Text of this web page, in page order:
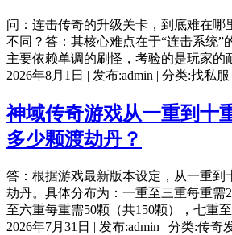
问：连击传奇的升级关卡，到底难在哪
不同？答：其核心难点在于“连击系统”
主要依赖单调的刷怪，考验的是玩家的
2026年8月1日 | 发布:admin | 分类:找私
神域传奇游戏从一重到十
多少颗渡劫丹？
答：根据游戏最新版本设定，从一重到
劫丹。具体分布为：一重至三重每重需
至六重每重需50颗（共150颗），七重
2026年7月31日 | 发布:admin | 分类:传奇